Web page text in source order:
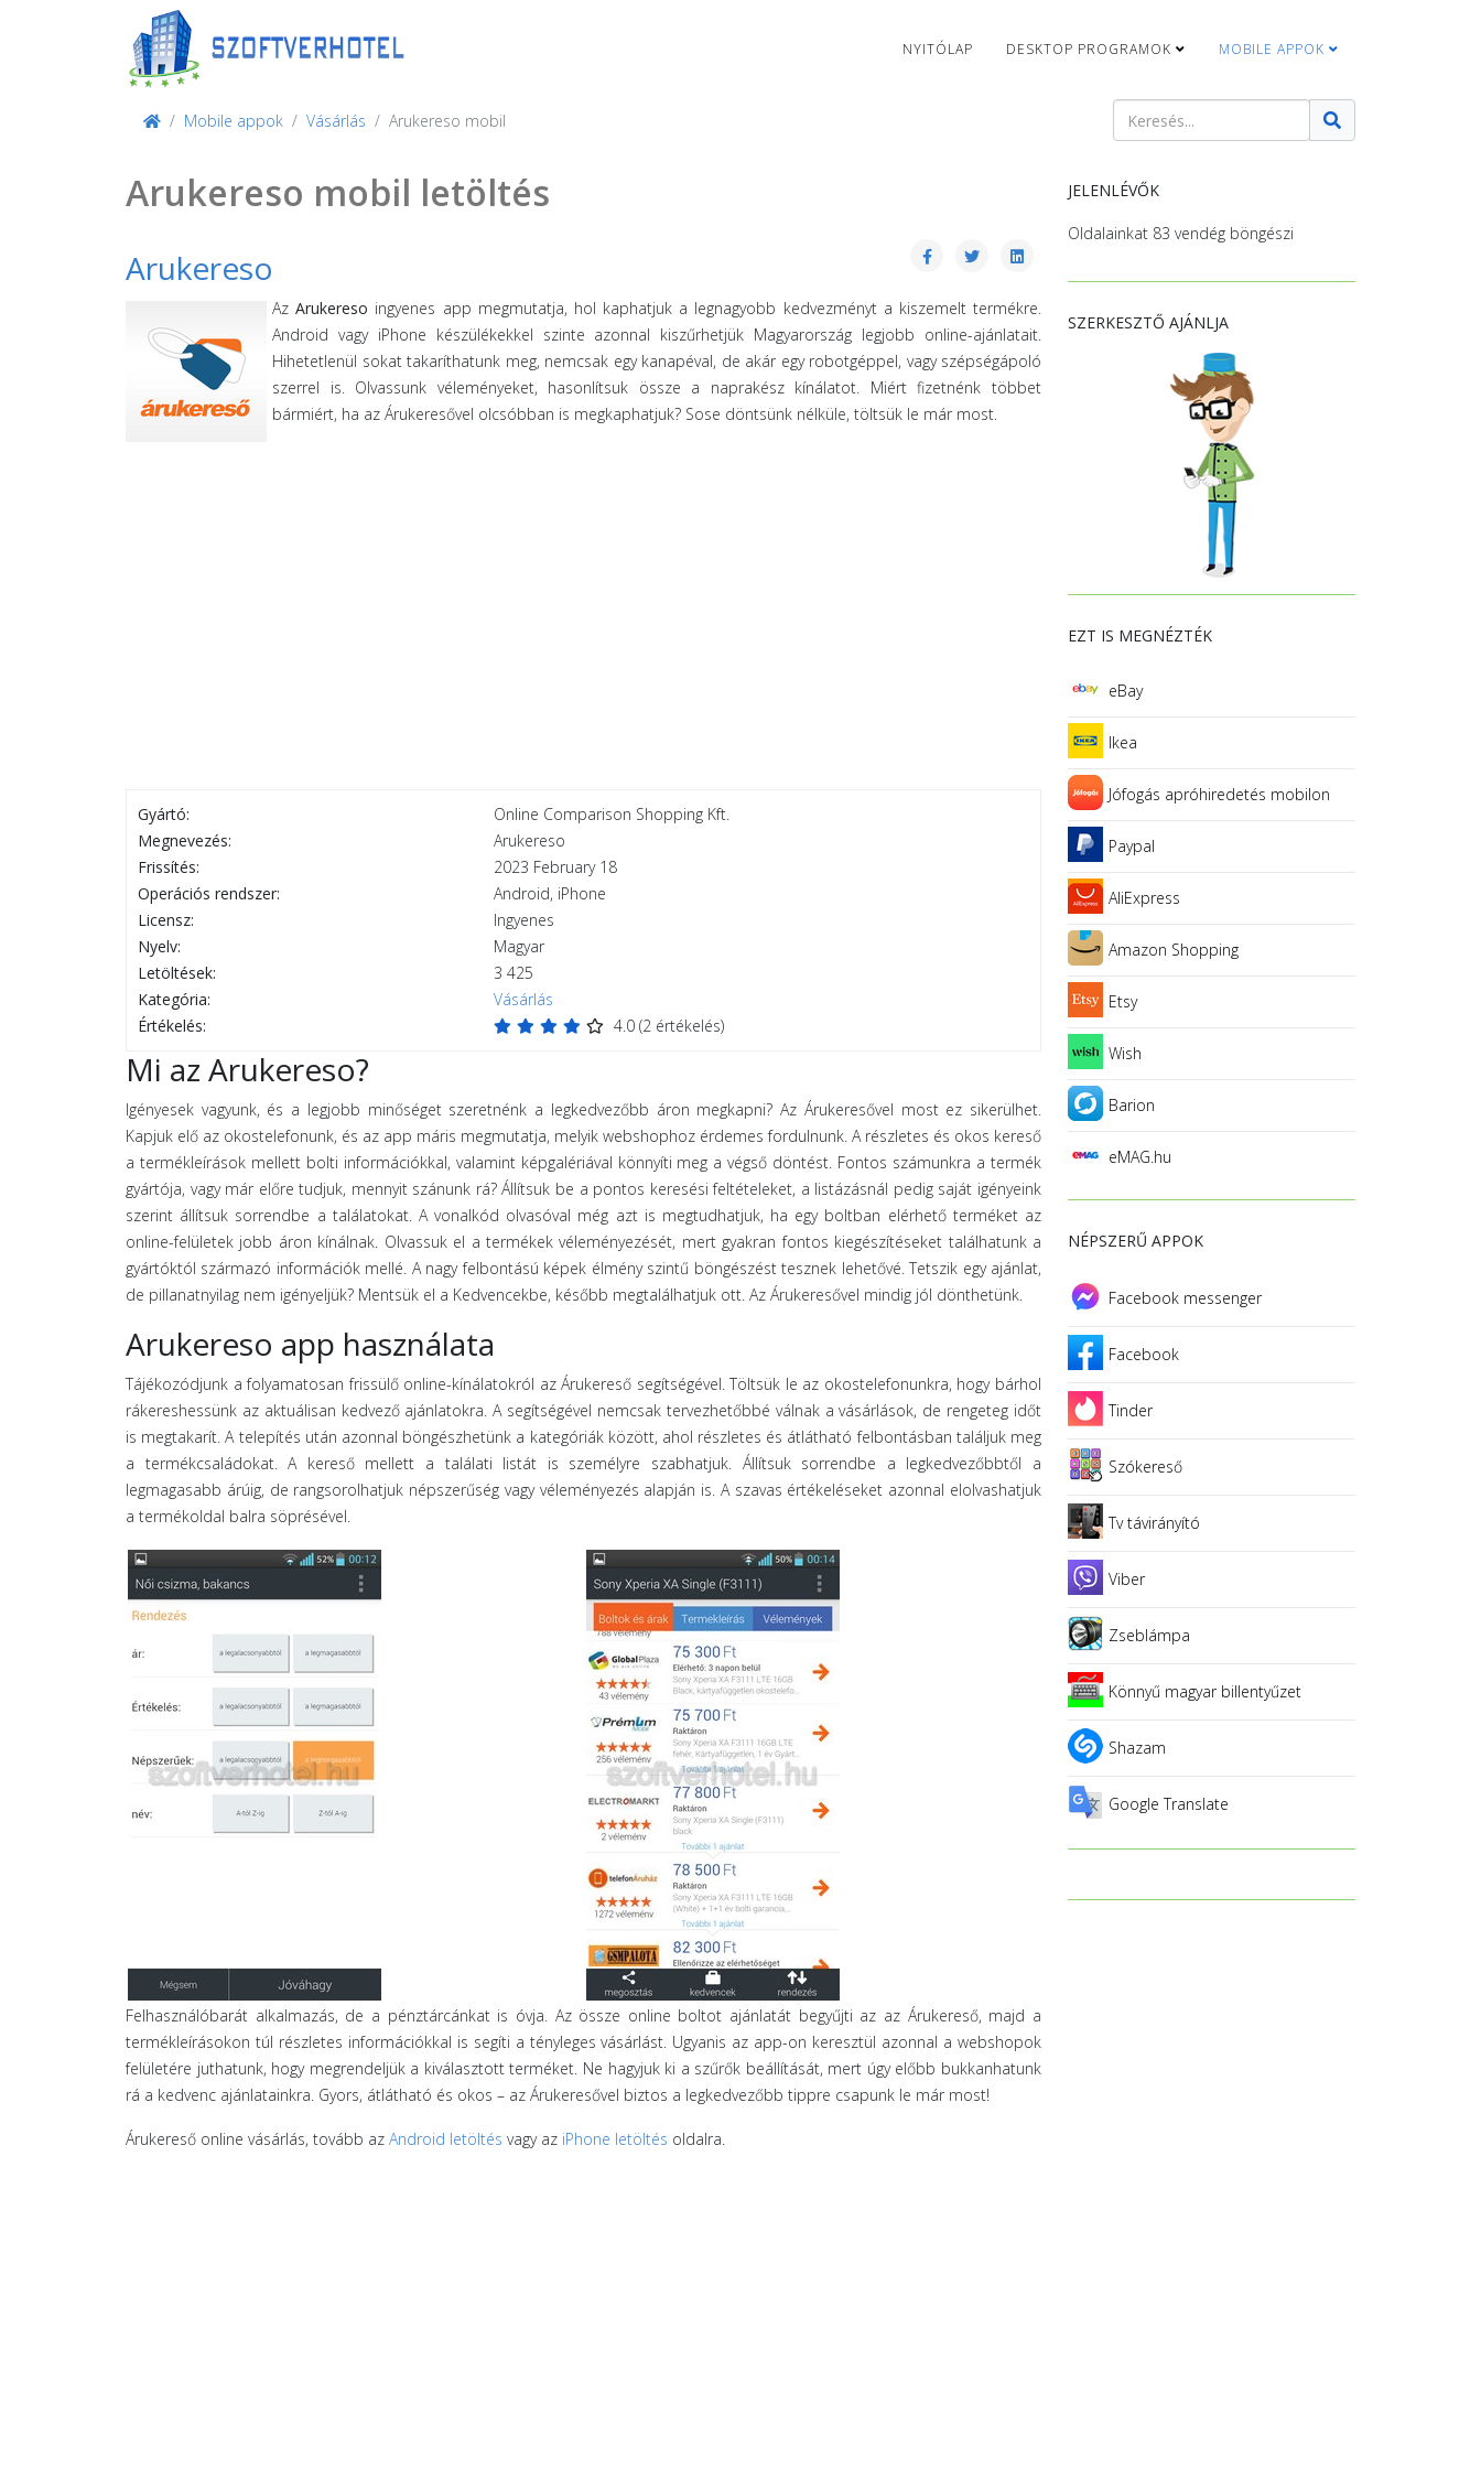
NYITÓLAP DESKTOP PROGRAMOK MOBILE APPOK
Mobile appok Vásárlás Arukereso mobil
Keresés
Arukereso mobil letöltés
Arukereso
AzArukereso ingyenes app megmutatja, hol kaphatjuk a legnagyobb kedvezményt a kiszemelt termékre.
Android vagy iPhone készülékekkel szinte azonnal kiszűrhetjük Magyarország legjobb online-ajánlatait.
Hihetetlenül sokat takaríthatunk meg, nemcsak egy kanapéval, de akár egy robotgéppel, vagy szépségápoló
szerrel is. Olvassunk véleményeket, hasonlítsuk össze a naprakész kínálatot. Miért fizetnénk többet
bármiért, ha az Árukeresővel olcsóbban is megkaphatjuk? Sose döntsünk nélküle, töltsük le már most.
Gyártó:
Online Comparison Shopping Kft.
Megnevezés:
Arukereso
Frissítés:
2023 February 18
Operációs rendszer:
Android, iPhone
Licensz:
Ingyenes
Nyelv:
Magyar
Letöltések:
3 425
Kategória:
Vásárlás
Értékelés:
4.0 (2 értékelés)
Mi az Arukereso?
Igényesek vagyunk, és a legjobb minőséget szeretnénk a legkedvezőbb áron megkapni? Az Árukeresővel most ez sikerülhet.
Kapjuk elő az okostelefonunk, és az app máris megmutatja, melyik webshophoz érdemes fordulnunk. A részletes és okos kereső
a termékleírások mellett bolti információkkal, valamint képgalériával könnyíti meg a végső döntést. Fontos számunkra a termék
gyártója, vagy már előre tudjuk, mennyit szánunk rá? Állítsuk be a pontos keresési feltételeket, a listázásnál pedig saját igényeink
szerint állítsuk sorrendbe a találatokat. A vonalkód olvasóval még azt is megtudhatjuk, ha egy boltban elérhető terméket az
online-felületek jobb áron kínálnak. Olvassuk el a termékek véleményezését, mert gyakran fontos kiegészítéseket találhatunk a
gyártóktól származó információk mellé. A nagy felbontású képek élmény szintű böngészést tesznek lehetővé. Tetszik egy ajánlat,
de pillanatnyilag nem igényeljük? Mentsük el a Kedvencekbe, később megtalálhatjuk ott. Az Árukeresővel mindig jól dönthetünk.
Arukereso app használata
Tájékozódjunk a folyamatosan frissülő online-kínálatokról az Árukereső segítségével. Töltsük le az okostelefonunkra, hogy bárhol
rákereshessünk az aktuálisan kedvező ajánlatokra. A segítségével nemcsak tervezhetőbbé válnak a vásárlások, de rengeteg időt
is megtakarít. A telepítés után azonnal böngészhetünk a kategóriák között, ahol részletes és átlátható felbontásban találjuk meg
a termékcsaládokat. A kereső mellett a találati listát is személyre szabhatjuk. Állítsuk sorrendbe a legkedvezőbbtől a
legmagasabb árúig, de rangsorolhatjuk népszerűség vagy véleményezés alapján is. A szavas értékeléseket azonnal elolvashatjuk
a termékoldal balra söprésével.
Felhasználóbarát alkalmazás, de a pénztárcánkat is óvja. Az össze online boltot ajánlatát begyűjti az az Árukereső, majd a
termékleírásokon túl részletes információkkal is segíti a tényleges vásárlást. Ugyanis az app-on keresztül azonnal a webshopok
felületére juthatunk, hogy megrendeljük a kiválasztott terméket. Ne hagyjuk ki a szűrők beállítását, mert úgy előbb bukkanhatunk
rá a kedvenc ajánlatainkra. Gyors, átlátható és okos – az Árukeresővel biztos a legkedvezőbb tippre csapunk le már most!
Árukereső online vásárlás, tovább az Android letöltés vagy az iPhone letöltés oldalra.
JELENLÉVŐK
Oldalainkat 83 vendég böngészi
SZERKESZTŐ AJÁNLJA
EZT IS MEGNÉZTÉK
eBay
Ikea
Jófogás apróhiredetés mobilon
Paypal
AliExpress
Amazon Shopping
Etsy
Wish
Barion
eMAG.hu
NÉPSZERŰ APPOK
Facebook messenger
Facebook
Tinder
Szókereső
Tv távirányító
Viber
Zseblámpa
Könnyű magyar billentyűzet
Shazam
Google Translate